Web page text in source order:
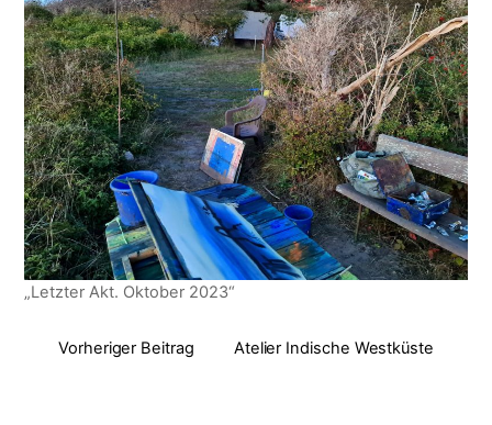
„Letzter Akt. Oktober 2023“
Vorheriger Beitrag Atelier Indische Westküste